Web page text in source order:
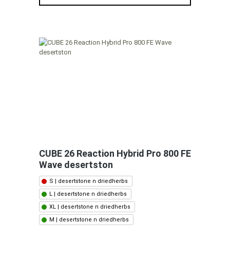
CUBE 26 Reaction Hybrid Pro 800 FE
Wave desertston
S | desertstone n driedherbs
L | desertstone n driedherbs
XL | desertstone n driedherbs
M | desertstone n driedherbs